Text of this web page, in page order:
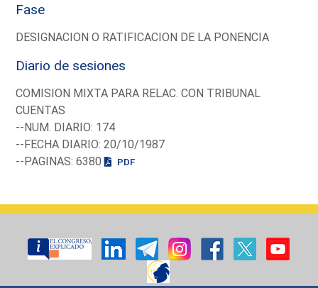
Fase
DESIGNACION O RATIFICACION DE LA PONENCIA
Diario de sesiones
COMISION MIXTA PARA RELAC. CON TRIBUNAL
CUENTAS
--NUM. DIARIO: 174
--FECHA DIARIO: 20/10/1987
--PAGINAS: 6380
PDF